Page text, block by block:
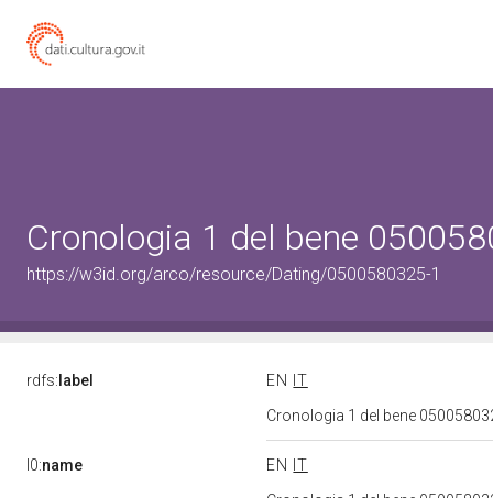
Cronologia 1 del bene
https://w3id.org/arco/resource/Dating/0500580325-1
rdfs: label EN
IT
Cronologia 1 del bene
l0:name EN
IT